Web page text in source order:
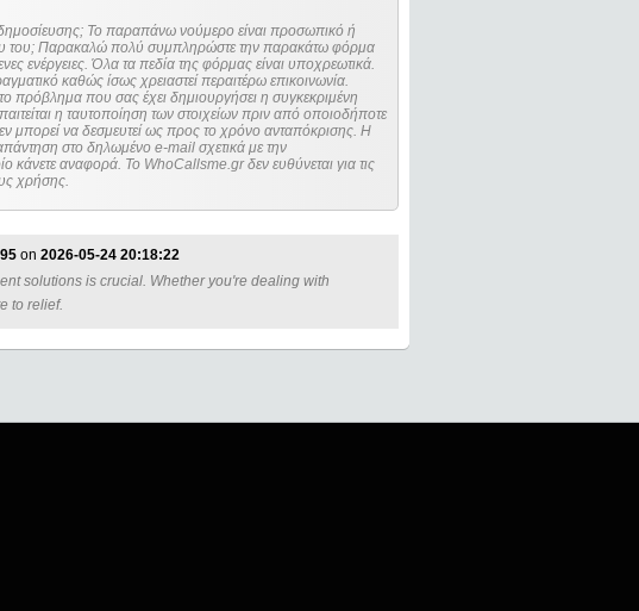
Το παραπάνω νούμερο είναι προσωπικό ή
του; Παρακαλώ πολύ συμπληρώστε την παρακάτω φόρμα
ενέργειες. Όλα τα πεδία της φόρμας είναι υποχρεωτικά.
καθώς ίσως χρειαστεί περαιτέρω επικοινωνία.
πρόβλημα που σας έχει δημιουργήσει η συγκεκριμένη
μπορεί να δεσμευτεί ως προς το χρόνο ανταπόκρισης. Η
στο δηλωμένο e-mail σχετικά με την
κάνετε αναφορά. Το WhoCallsme.gr δεν ευθύνεται για τις
χρήσης.
on 2026-05-24 20:18:22
solutions is crucial. Whether you're dealing with
to relief.